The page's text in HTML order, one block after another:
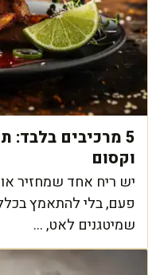
5 מרכיבים בלבד:
וקסום
יש ריח אחד שמחזיר
פעם, בלי להתאמץ
שמיטגנים לאט, ...